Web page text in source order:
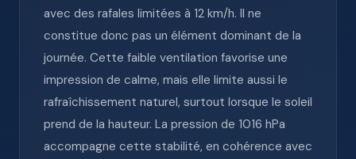
avec des rafales limitées à 12 km/h. Il ne
constitue donc pas un élément dominant de la
journée. Cette faible ventilation favorise une
impression de calme, mais elle limite aussi le
rafraîchissement naturel, surtout lorsque le soleil
prend de la hauteur. La pression de 1016 hPa
accompagne cette stabilité, en cohérence avec